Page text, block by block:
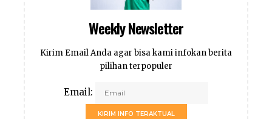
Weekly Newsletter
Kirim Email Anda agar bisa kami infokan berita
pilihan terpopuler
Email:
KIRIM INFO TERAKTUAL